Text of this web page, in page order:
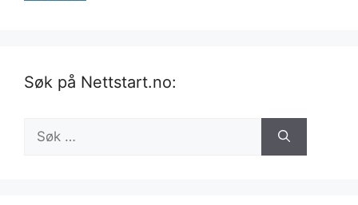
Søk på Nettstart.no:
etter: